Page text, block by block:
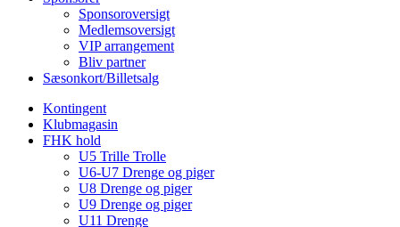
Sponsoroversigt
Medlemsoversigt
VIP arrangement
Bliv partner
Sæsonkort/Billetsalg
Kontingent
Klubmagasin
FHK hold
U5 Trille Trolle
U6-U7 Drenge og piger
U8 Drenge og piger
U9 Drenge og piger
U11 Drenge